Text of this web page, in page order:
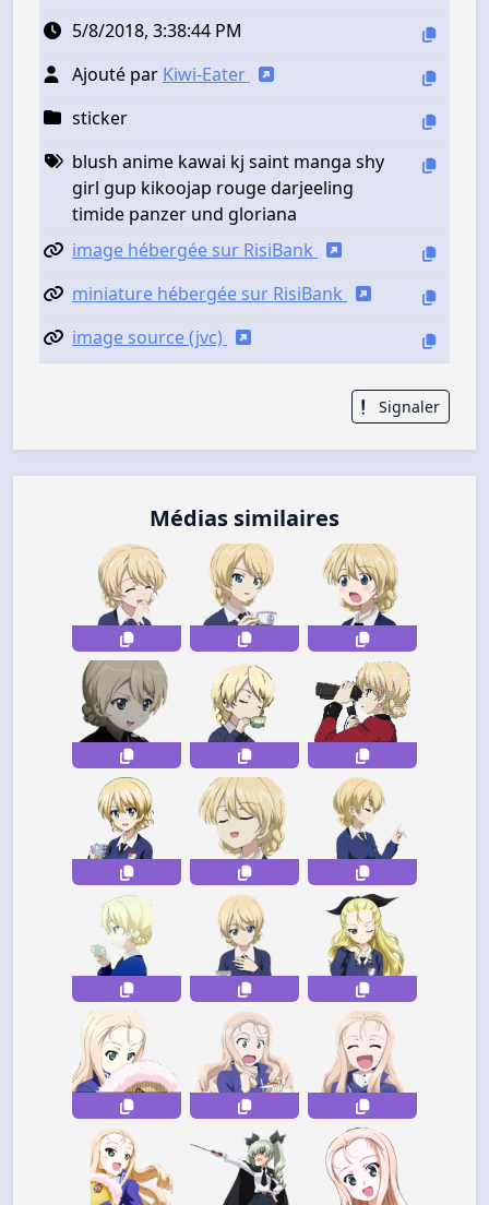
5/8/2018, 3:38:44 PM
Ajouté par Kiwi-Eater
sticker
blush anime kawai kj saint manga shy
girl gup kikoojap rouge darjeeling
timide panzer und gloriana
image hébergée sur RisiBank
miniature hébergée sur RisiBank
image source (jvc)
Signaler
Médias similaires